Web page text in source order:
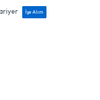
İşe Alım